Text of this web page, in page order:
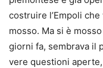
costruire l’Empoli
mosso. Ma si è
giorni fa, sembrava il
vere questioni